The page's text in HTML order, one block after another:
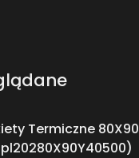
Termiczne 80X90